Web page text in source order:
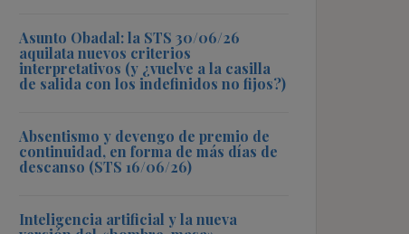
Asunto Obadal: la STS 30/06/26
aquilata nuevos criterios
interpretativos (y ¿vuelve a la casilla
de salida con los indefinidos no fijos?)
Absentismo y devengo de premio de
continuidad, en forma de más días de
descanso (STS 16/06/26)
Inteligencia artificial y la nueva